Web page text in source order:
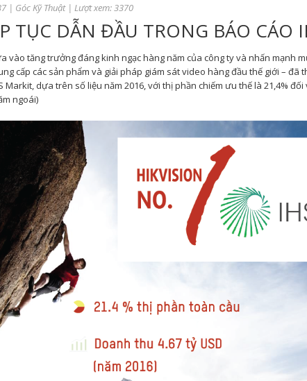
| Góc Kỹ Thuật| Lượt xem: 3370
TỤC DẪN ĐẦU TRONG BÁO CÁO
vào tăng trưởng đáng kinh ngạc hàng năm của công ty và nhấn mạnh
cấp các sản phẩm và giải pháp giám sát video hàng đầu thế giới – đã
Markit, dựa trên số liệu năm 2016, với thị phần chiếm ưu thế là 21,4%
ngoái)